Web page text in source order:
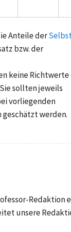
Anteile der
bzw. der
keine Richtwerte
sollten jeweils
vorliegenden
werden.
Redaktion
unsere